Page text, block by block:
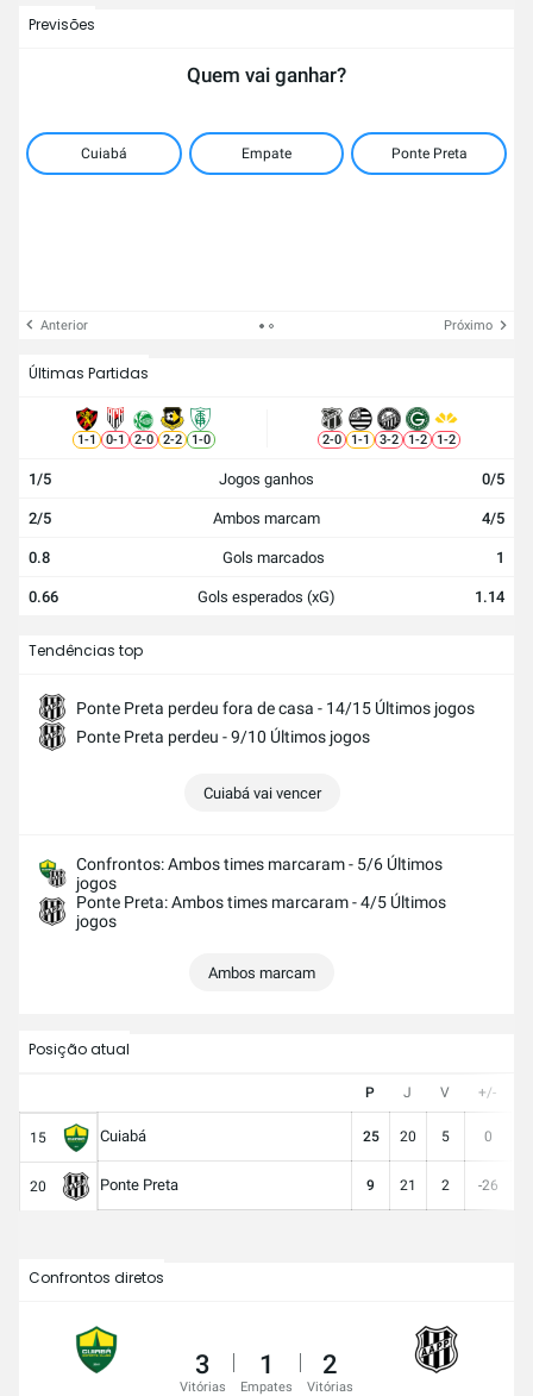
Previsões
Quem vai ganhar?
Cuiabá Empate Ponte Preta
Anterior Próximo
Últimas Partidas
1-1 0-1 2-0 2-2 1-0 2-0 1-1 3-2 1-2 1-2
1/5 Jogos ganhos 0/5
2/5 Ambos marcam 4/5
0.8 Gols marcados 1
0.66 Gols esperados (xG) 1.14
Tendências top
Ponte Preta perdeu fora de casa - 14/15 Últimos jogos
Ponte Preta perdeu - 9/10 Últimos jogos
Cuiabá vai vencer
Confrontos: Ambos times marcaram - 5/6 Últimos
jogos
Ponte Preta: Ambos times marcaram - 4/5 Últimos
jogos
Ambos marcam
Posição atual
P J V +/-
15 Cuiabá 25 20 5 0
20 Ponte Preta 9 21 2 -26
Confrontos diretos
3
Vitórias
1
Empates
2
Vitórias